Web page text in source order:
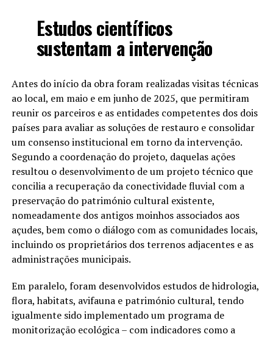
Estudos científicos
sustentam a intervenção
Antes do início da obra foram realizadas visitas técnicas
ao local, em maio e em junho de 2025, que permitiram
reunir os parceiros e as entidades competentes dos dois
países para avaliar as soluções de restauro e consolidar
um consenso institucional em torno da intervenção.
Segundo a coordenação do projeto, daquelas ações
resultou o desenvolvimento de um projeto técnico que
concilia a recuperação da conectividade fluvial com a
preservação do património cultural existente,
nomeadamente dos antigos moinhos associados aos
açudes, bem como o diálogo com as comunidades locais,
incluindo os proprietários dos terrenos adjacentes e as
administrações municipais.
Em paralelo, foram desenvolvidos estudos de hidrologia,
flora, habitats, avifauna e património cultural, tendo
igualmente sido implementado um programa de
monitorização ecológica – com indicadores como a